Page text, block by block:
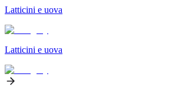
Latticini e uova
Latticini e uova